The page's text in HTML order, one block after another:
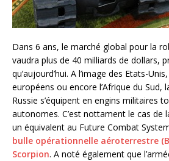
Dans 6 ans, le marché global pour la
vaudra plus de 40 milliards de dollars,
qu’aujourd’hui. A l’image des Etats-
européens ou encore l’Afrique du Sud,
Russie s’équipent en engins militaires
autonomes. C’est nottament le cas de
un équivalent au Future Combat
bulle opérationnelle aéroterrestre
Scorpion. A noté également que